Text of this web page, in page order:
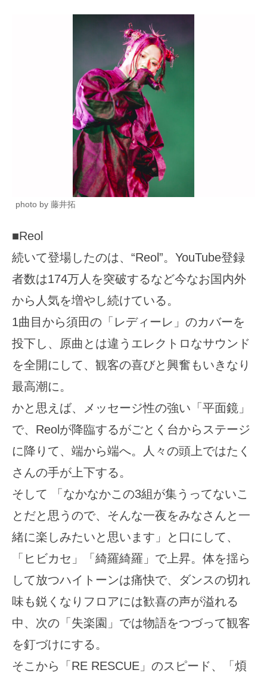
photo by 藤井拓
■Reol
続いて登場したのは、“Reol”。YouTube登録
者数は174万人を突破するなど今なお国内外
から人気を増やし続けている。
1曲目から須田の「レディーレ」のカバーを
投下し、原曲とは違うエレクトロなサウンド
を全開にして、観客の喜びと興奮もいきなり
最高潮に。
かと思えば、メッセージ性の強い「平面鏡」
で、Reolが降臨するがごとく台からステージ
に降りて、端から端へ。人々の頭上ではたく
さんの手が上下する。
そして 「なかなかこの3組が集うってないこ
とだと思うので、そんな一夜をみなさんと一
緒に楽しみたいと思います」と口にして、
「ヒビカセ」「綺羅綺羅」で上昇。体を揺ら
して放つハイトーンは痛快で、ダンスの切れ
味も鋭くなりフロアには歓喜の声が溢れる
中、次の「失楽園」では物語をつづって観客
を釘づけにする。
そこから「RE RESCUE」のスピード、「煩